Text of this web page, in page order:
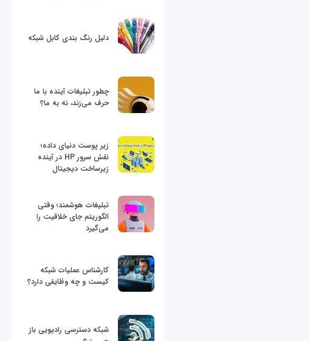
دلیل رنگ بندی کابل شبکه
چطور تبلیغات آینده با ما
حرف می‌زند، نه به ما؟
زیر پوست دنیای داده؛
نقش سرور HP در آینده
زیرساخت دیجیتال
تبلیغات هوشمند؛ وقتی
الگوریتم جای خلاقیت را
می‌گیرد
کارشناس عملیات شبکه
کیست و چه وظایفی دارد؟
شبکه دسترسی رادیویی باز